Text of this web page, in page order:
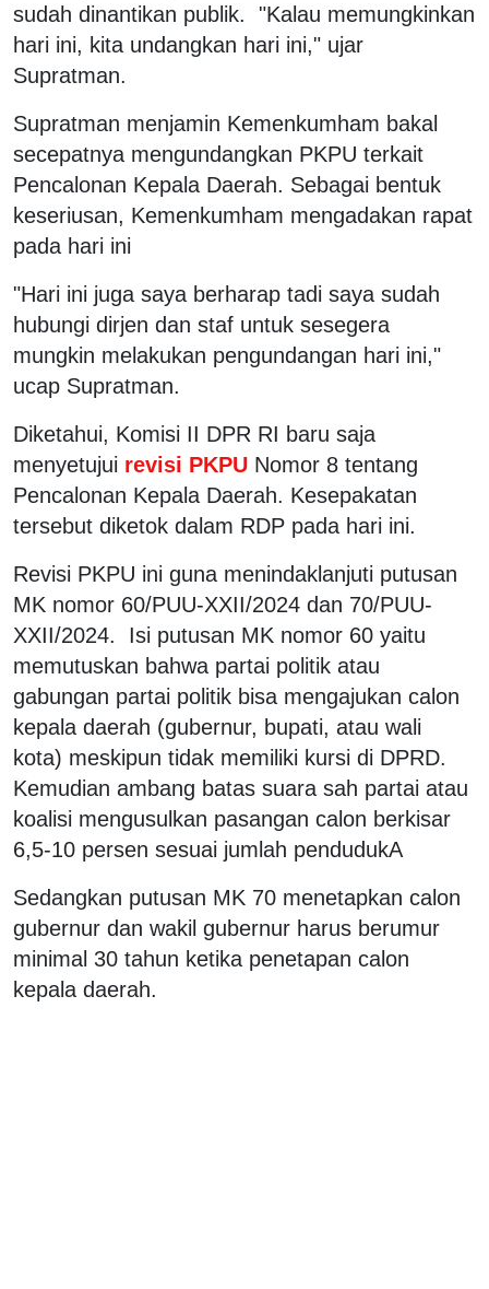
sudah dinantikan publik. "Kalau memungkinkan
hari ini, kita undangkan hari ini," ujar
Supratman.
Supratman menjamin Kemenkumham bakal
secepatnya mengundangkan PKPU terkait
Pencalonan Kepala Daerah. Sebagai bentuk
keseriusan, Kemenkumham mengadakan rapat
pada hari ini
"Hari ini juga saya berharap tadi saya sudah
hubungi dirjen dan staf untuk sesegera
mungkin melakukan pengundangan hari ini,"
ucap Supratman.
Diketahui, Komisi II DPR RI baru saja
menyetujui revisi PKPU Nomor 8 tentang
Pencalonan Kepala Daerah. Kesepakatan
tersebut diketok dalam RDP pada hari ini.
Revisi PKPU ini guna menindaklanjuti putusan
MK nomor 60/PUU-XXII/2024 dan 70/PUU-
XXII/2024. Isi putusan MK nomor 60 yaitu
memutuskan bahwa partai politik atau
gabungan partai politik bisa mengajukan calon
kepala daerah (gubernur, bupati, atau wali
kota) meskipun tidak memiliki kursi di DPRD.
Kemudian ambang batas suara sah partai atau
koalisi mengusulkan pasangan calon berkisar
6,5-10 persen sesuai jumlah pendudukA
Sedangkan putusan MK 70 menetapkan calon
gubernur dan wakil gubernur harus berumur
minimal 30 tahun ketika penetapan calon
kepala daerah.